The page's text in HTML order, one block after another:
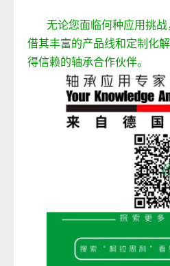
无论您面临何种应用挑
借其丰富的产品线和定制化
得信赖的轴承合作伙伴。